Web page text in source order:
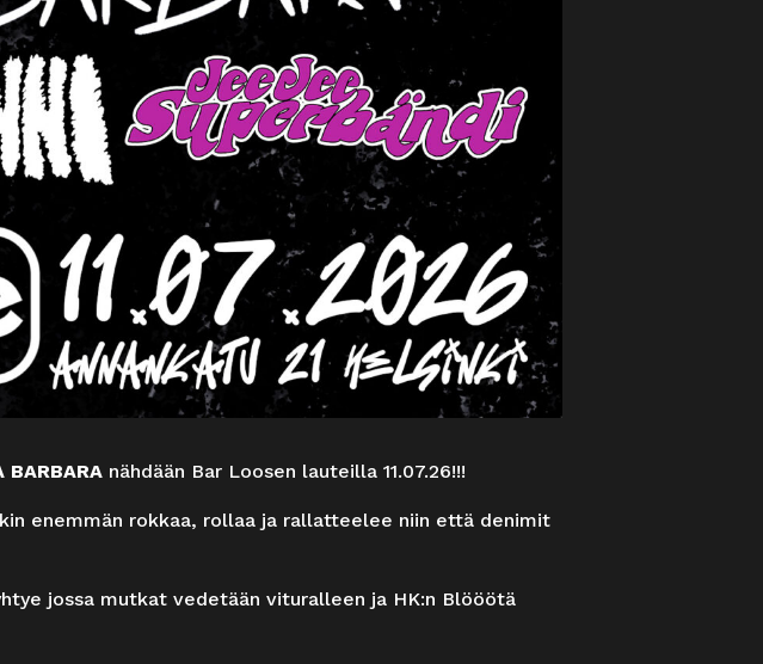
BARBARA nähdään Bar Loosen lauteilla 11.07.26!!!
enemmän rokkaa, rollaa ja rallatteelee niin että denimit
jossa mutkat vedetään vituralleen ja HK:n Blööötä